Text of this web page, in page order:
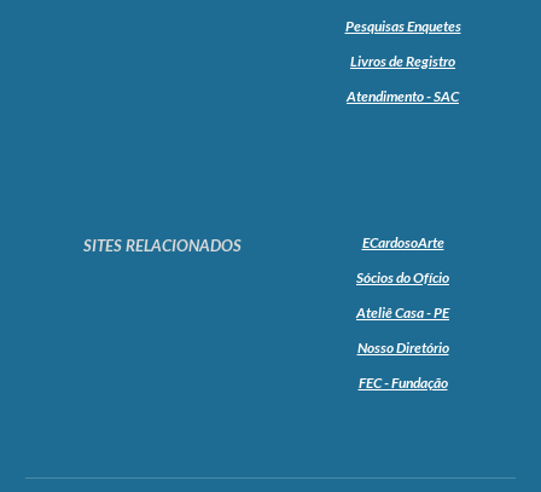
Pesquisas Enquetes
Livros de Registro
Atendimento - SAC
SITES RELACIONADOS
ECardosoArte
Sócios do Ofício
Ateliê Casa - PE
Nosso Diretório
FEC - Fundação